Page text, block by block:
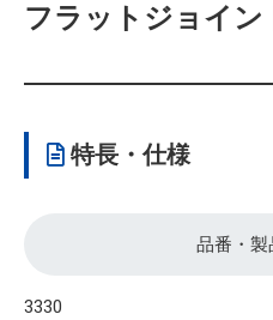
フラットジョイン
特長・仕様
品番・製
3330